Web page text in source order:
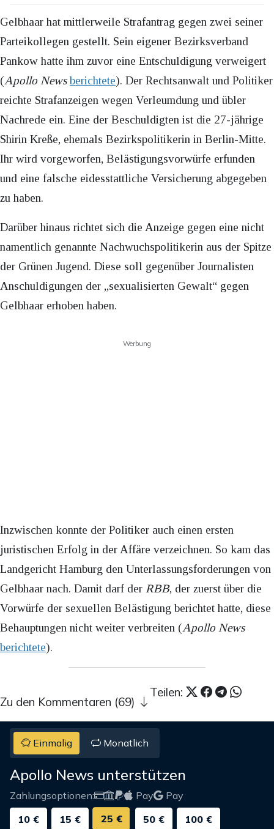
Gelbhaar hat mittlerweile Strafantrag gegen zwei seiner
Parteikollegen gestellt. Sein eigener Bezirksverband
Pankow hatte ihm zuvor eine Entschuldigung verweigert
(Apollo News berichtete). Der Rechtsanwalt und Politiker
reichte Strafanzeigen wegen Verleumdung und übler
Nachrede ein. Eine der Beschuldigten ist die 27-jährige
Shirin Kreße, ehemals Bezirkspolitikerin in Berlin-Mitte.
Ihr wird vorgeworfen, Belästigungsvorwürfe erfunden
und eine falsche eidesstattliche Versicherung abgegeben
zu haben.
Darüber hinaus richtet sich die Anzeige gegen eine nicht
namentlich genannte Nachwuchspolitikerin aus der Spitze
der Grünen Jugend. Diese soll gegenüber Journalisten
Anschuldigungen der „sexualisierten Gewalt“ gegen
Gelbhaar erhoben haben.
Werbung
Inzwischen konnte der Politiker auch einen ersten
juristischen Erfolg in der Affäre verzeichnen. So kam das
Landgericht Hamburg den Unterlassungsforderungen von
Gelbhaar nach. Damit darf der RBB, der zuerst über die
Vorwürfe der sexuellen Belästigung berichtet hatte, diese
Behauptungen nicht weiter verbreiten (Apollo News
berichtete).
Teilen:
Zu den Kommentaren (69)
Einmalig Monatlich
Apollo News unterstützen
Zahlungsoptionen: Pay
Pay
10 €
15 € 25 € 50 € 100 €